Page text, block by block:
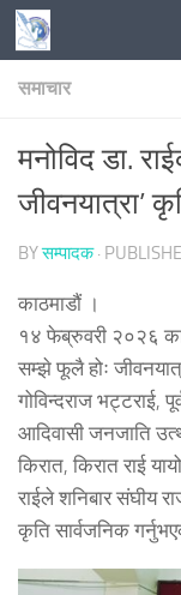
Skip to content
समाचार
मनोविद डा.
जीवनयात्रा’
BYसम्पादक ·
काठमाडौं ।
१४ फेब्रुवरी २०२६ का
सम्झे फूलै होः
गोविन्दराज भट्टराई,
आदिवासी जनजाति
किरात, किरात राई
राईले शनिबार संघीय
कृति सार्वजनिक